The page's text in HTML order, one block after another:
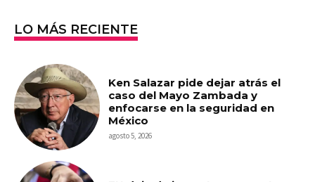
LO MÁS RECIENTE
Ken Salazar pide dejar atrás el
caso del Mayo Zambada y
enfocarse en la seguridad en
México
agosto 5, 2026